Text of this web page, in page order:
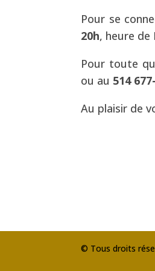
Pour se
20h, heure de
Pour toute
ou au 514
Au plaisir de
© Tous droits